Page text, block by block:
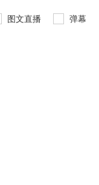
图文直播 弹幕